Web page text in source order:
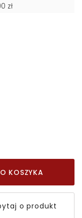
zł
KOSZYKA
o produkt